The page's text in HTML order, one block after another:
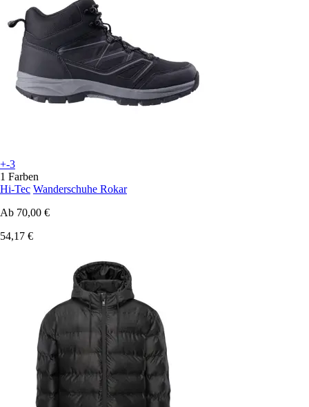
+-3
1 Farben
Hi-Tec Wanderschuhe Rokar
Ab 70,00 €
54,17 €